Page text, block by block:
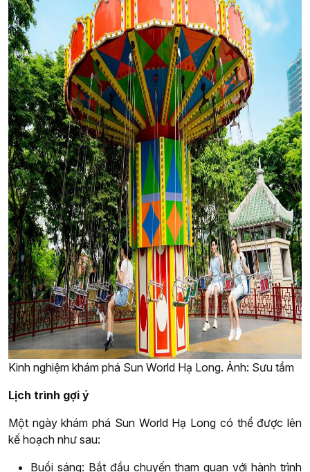
Kinh nghiệm khám phá Sun World Hạ Long. Ảnh: Sưu tầm
Lịch trình gợi ý
Một ngày khám phá Sun World Hạ Long có thể được lên
kế hoạch như sau:
Buổi sáng: Bắt đầu chuyến tham quan với hành trình